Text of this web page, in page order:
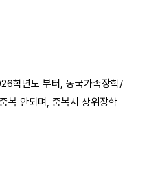
학년도 부터, 동국가족장학/
복 안되며, 중복시 상위장학